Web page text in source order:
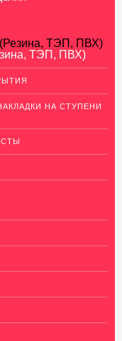
(Резина, ТЭП, ПВХ)
ТЭП, ПВХ)
НА СТУПЕНИ